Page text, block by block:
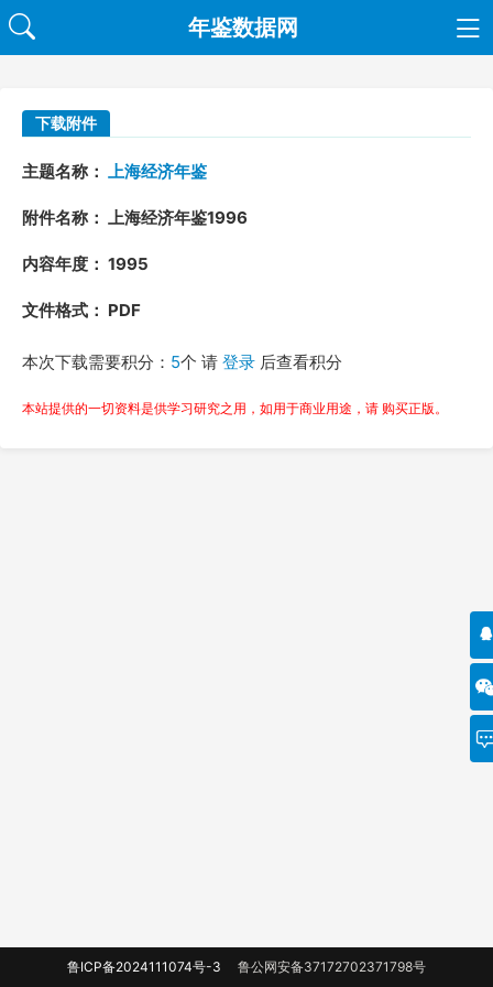
年鉴数据网
下载附件
主题名称： 上海经济年鉴
附件名称： 上海经济年鉴1996
内容年度： 1995
文件格式： PDF
本次下载需要积分： 5个 请 登录 后查看积分
本站提供的一切资料是供学习研究之用，如用于商业用途，请 购买正版。
鲁ICP备2024111074号-3 鲁公网安备37172702371798号